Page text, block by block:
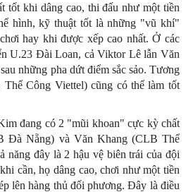
tốt khi dâng cao, thi đấu như một tiền
hình, kỹ thuật tốt là những "vũ khí"
hay khi được xếp cao nhất. Ở các
U.23 Đài Loan, cả Viktor Lê lẫn Văn
những pha dứt điểm sắc sảo. Tương
Công Viettel) cũng có thể làm tốt
đang có 2 "mũi khoan" cực kỳ chất
Đà Nẵng) và Văn Khang (CLB Thể
năng đây là 2 hậu vệ biên trái của đội
cần, họ dâng cao, chơi như một tiền
lên hàng thủ đối phương. Đây là điều